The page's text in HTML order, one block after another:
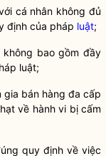
cá nhân không đủ
định của pháp luật;
không bao gồm đầy
luật;
gia bán hàng đa cấp
về hành vi bị cấm
quy định về việc